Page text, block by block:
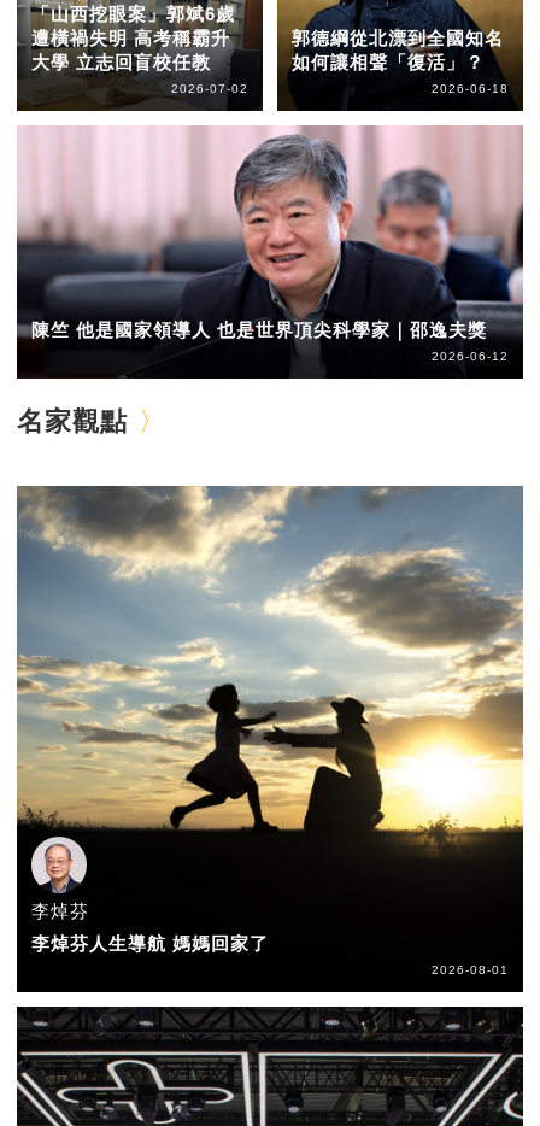
「山西挖眼案」郭斌6歲
遭橫禍失明 高考稱霸升
大學 立志回盲校任教
2026-07-02
郭德綱從北漂到全國知名
如何讓相聲「復活」？
2026-06-18
陳竺 他是國家領導人 也是世界頂尖科學家｜邵逸夫獎
2026-06-12
名家觀點
李焯芬
李焯芬人生導航 媽媽回家了
2026-08-01